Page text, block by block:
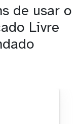
de usar o
Livre